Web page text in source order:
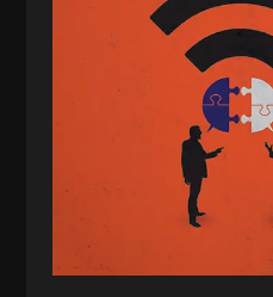
زهرا فکرانه، فائزه فتحی
لطفی زاده